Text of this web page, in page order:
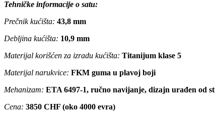
Tehničke informacije o satu:
Prečnik kućišta: 43,8 mm
Debljina kućišta: 10,9 mm
Materijal korišćen za izradu kućišta: Titanijum klase 5
Materijal narukvice: FKM guma u plavoj boji
Mehanizam: ETA 6497-1, ručno navijanje, dizajn urađen od
Cena: 3850 CHF (oko 4000 evra)